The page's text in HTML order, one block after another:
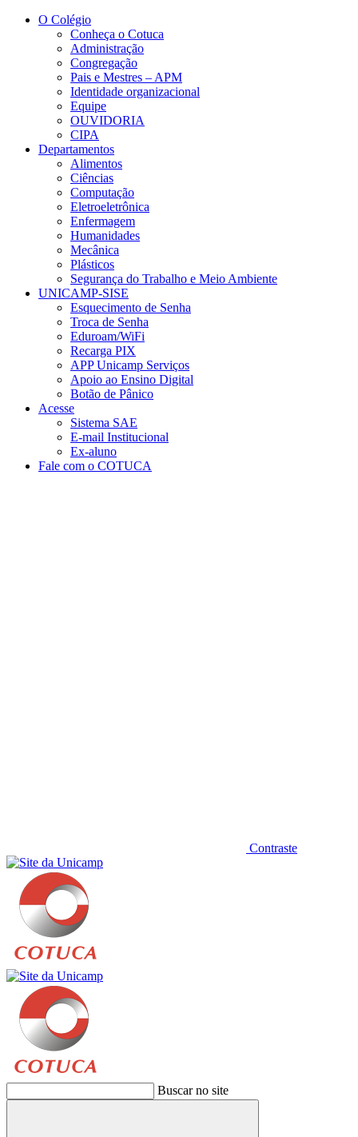
Conteúdo principal
O Colégio
Conheça o Cotuca
Administração
Congregação
Pais e Mestres – APM
Identidade organizacional
Equipe
OUVIDORIA
CIPA
Departamentos
Alimentos
Ciências
Computação
Eletroeletrônica
Enfermagem
Humanidades
Mecânica
Plásticos
Segurança do Trabalho e Meio Ambiente
UNICAMP-SISE
Esquecimento de Senha
Troca de Senha
Eduroam/WiFi
Recarga PIX
APP Unicamp Serviços
Apoio ao Ensino Digital
Botão de Pânico
Acesse
Sistema SAE
E-mail Institucional
Ex-aluno
Fale com o COTUCA
Contraste
Buscar no site